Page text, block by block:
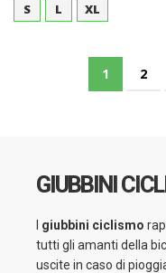
S
L XL
1 2
GIUBBINI
giubbini ciclismo
tutti gli amanti della
uscite in caso di